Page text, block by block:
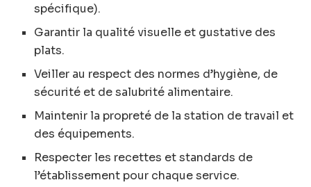
spécifique).
Garantir la qualité visuelle et gustative des
plats.
Veiller au respect des normes d’hygiène, de
sécurité et de salubrité alimentaire.
Maintenir la propreté de la station de travail et
des équipements.
Respecter les recettes et standards de
l’établissement pour chaque service.